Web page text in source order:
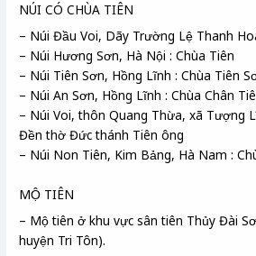
NÚI CÓ CHÙA TIÊN
– Núi Đầu Voi, Dãy Trường Lệ Thanh
– Núi Hương Sơn, Hà Nội : Chùa Tiên
– Núi Tiên Sơn, Hồng Lĩnh : Chùa Tiên
– Núi An Sơn, Hồng Lĩnh : Chùa Chân
– Núi Voi, thôn Quang Thừa, xã Tượng
Đền thờ Đức thánh Tiên ông
– Núi Non Tiên, Kim Bảng, Hà Nam :
MỘ TIÊN
– Mộ tiên ở khu vực sân tiên Thủy Đài
huyện Tri Tôn).